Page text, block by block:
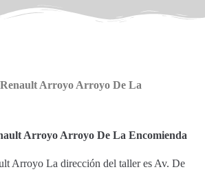
Arroyo Arroyo De La
Arroyo Arroyo De La Encomienda
Arroyo La dirección del taller es Av. De